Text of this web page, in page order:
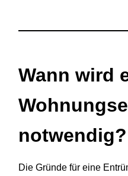
Wann wird
notwendig?
Die Gründe für eine